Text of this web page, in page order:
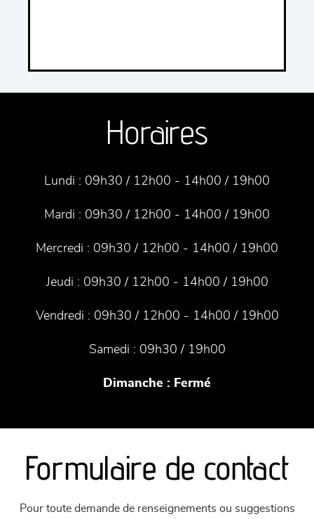
Horaires
Lundi : 09h30 / 12h00 - 14h00 / 19h00
Mardi : 09h30 / 12h00 - 14h00 / 19h00
Mercredi : 09h30 / 12h00 - 14h00 / 19h00
Jeudi : 09h30 / 12h00 - 14h00 / 19h00
Vendredi : 09h30 / 12h00 - 14h00 / 19h00
Samedi : 09h30 / 19h00
Dimanche : Fermé
Formulaire de contact
Pour toute demande de renseignements ou suggestions